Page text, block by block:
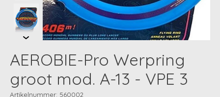
AEROBIE-Pro Werpring
groot mod. A-13 - VPE 3
Artikelnummer: 560002